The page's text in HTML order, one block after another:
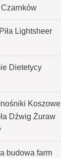
Lightsheer
Dietetycy
Koszowe
Dźwig Żuraw
budowa farm